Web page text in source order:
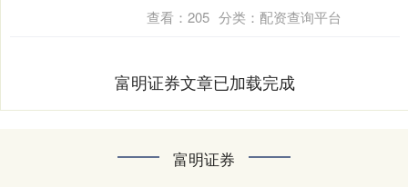
查看： 205 分类： 配资查询平台
富明证券文章已加载完成
富明证券